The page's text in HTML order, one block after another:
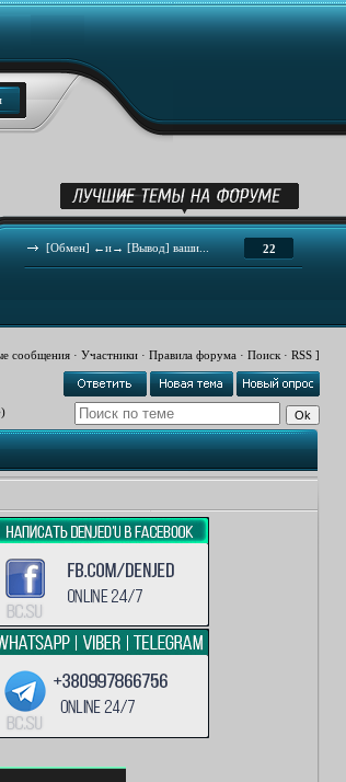
22
[Обмен] ←и→ [Вывод] ваши...
сообщения · Участники · Правила форума · Поиск · RSS ]